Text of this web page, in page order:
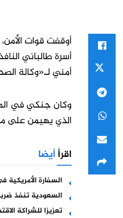
أوقفت قوات
أسرة طالباني
أمني لـ«وكالة
وكان جنكي في
الذي يهيمن على
اقرأأيضا
السفارة
السعودية تنفذ
تعزيزا للشراكة